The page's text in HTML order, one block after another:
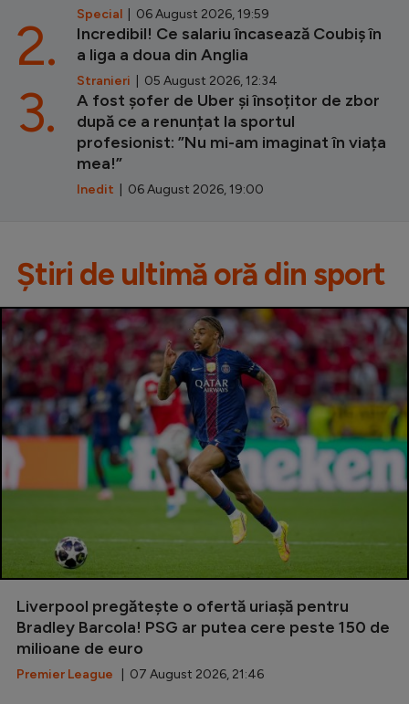
Special | 06 August 2026, 19:59
Incredibil! Ce salariu încasează Coubiș în
a liga a doua din Anglia
Stranieri | 05 August 2026, 12:34
2.
A fost șofer de Uber și însoțitor de zbor
după ce a renunțat la sportul
profesionist: ”Nu mi-am imaginat în viața
mea!”
Inedit | 06 August 2026, 19:00
3.
Știri de ultimă oră din sport
Liverpool pregătește o ofertă uriașă pentru
Bradley Barcola! PSG ar putea cere peste 150 de
milioane de euro
Premier League | 07 August 2026, 21:46